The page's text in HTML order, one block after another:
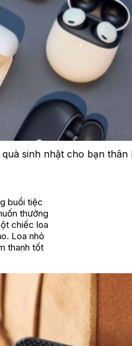
quà sinh nhật cho bạn
buổi tiệc
thưởng
chiếc loa
Loa nhỏ
thanh tốt